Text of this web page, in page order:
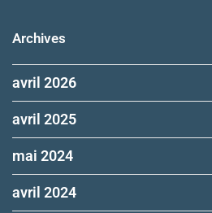
Archives
avril 2026
avril 2025
mai 2024
avril 2024